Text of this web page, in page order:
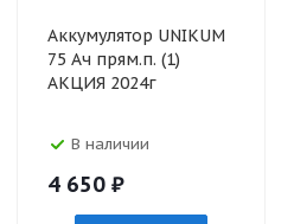
Аккумулятор UNIKUM
75 Ач прям.п. (1)
АКЦИЯ 2024г
В наличии
4 650 ₽